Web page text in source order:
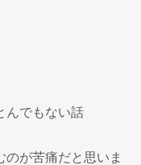
でもない話
のが苦痛だと思いま